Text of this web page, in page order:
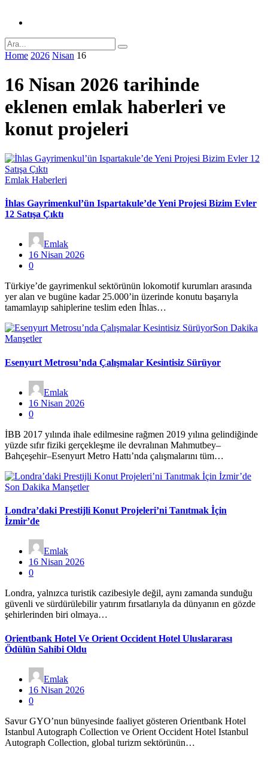
Home 2026 Nisan 16
16 Nisan 2026 tarihinde
eklenen emlak haberleri ve
konut projeleri
Emlak Haberleri
İhlas Gayrimenkul’ün Ispartakule’de Yeni Projesi Bizim Evler
12 Satışa Çıktı
Emlak
16 Nisan 2026
0
Türkiye’de gayrimenkul sektörünün lokomotif kurumları arasında
yer alan ve bugüne kadar 25.000’in üzerinde konutu başarıyla
tamamlayıp sahiplerine teslim eden İhlas…
Son Dakika
Manşetler
Esenyurt Metrosu’nda Çalışmalar Kesintisiz Sürüyor
Emlak
16 Nisan 2026
0
İBB 2017 yılında ihale edilmesine rağmen 2019 yılına gelindiğinde
yüzde sıfır fiziki gerçekleşme ile devralınan Mahmutbey–
Bahçeşehir–Esenyurt Metro Hattı’nda çalışmalarını tüm…
Son Dakika Manşetler
Londra’daki Prestijli Konut Projeleri’ni Tanıtmak İçin
İzmir’de
Emlak
16 Nisan 2026
0
Londra, yalnızca turistik cazibesiyle değil, aynı zamanda sunduğu
güvenli ve sürdürülebilir yatırım fırsatlarıyla da dünyanın en gözde
şehirlerinden biri olmaya…
Orientbank Hotel Ve Orient Occident Hotel Uluslararası
Ödülün Sahibi Oldu
Emlak
16 Nisan 2026
0
Savur GYO’nun bünyesinde faaliyet gösteren Orientbank Hotel
Istanbul Autograph Collection ve Orient Occident Hotel Istanbul
Autograph Collection, global turizm sektörünün…